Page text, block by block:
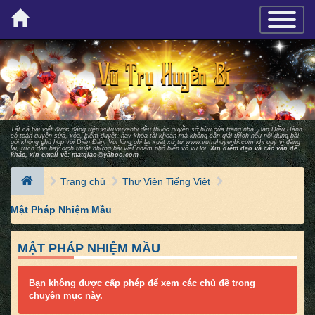
×
Tất cả bài viết được đăng trên vutruhuyenbi đều thuộc quyền sở hữu của trang nhà. Ban Ðiều Hành
có toàn quyền sửa, xóa, kiểm duyệt, hay khóa tài khoản mà không cần giải thích nếu nội dung bài
gởi không phù hợp với Diễn Ðàn. Vui lòng ghi lại xuất xứ từwww.vutruhuyenbi.comkhi quý vị đăng
lại, trích dẫn hay dịch thuật những bài viết nhằm phổ biến vô vụ lợi. Xin điểm đạo và các vấn đề
khác, xin email về: matgiao@yahoo.com
Trang chủ Thư Viện Tiếng Việt
Mật Pháp Nhiệm Mầu
MẬT PHÁP NHIỆM MẦU
Bạn không được cấp phép để xem các chủ đề trong
chuyên mục này.